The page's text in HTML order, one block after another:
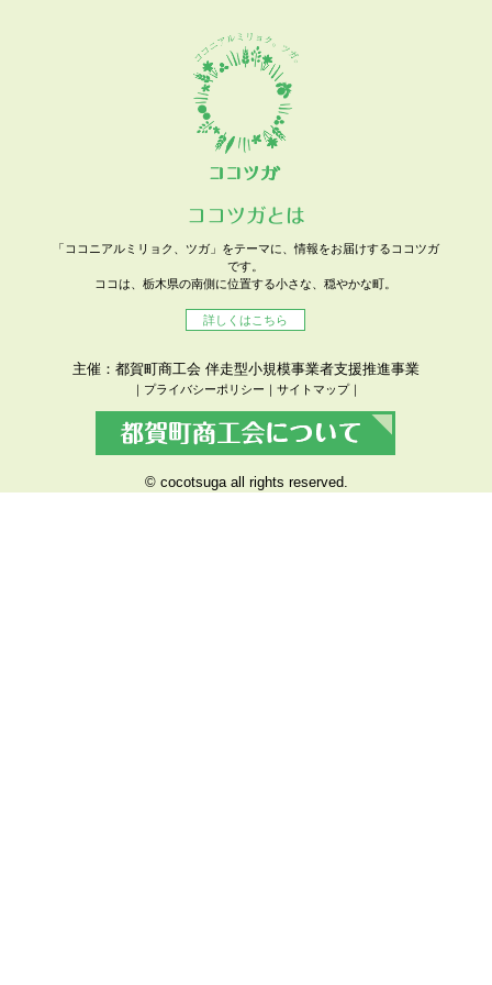
ココツガとは
「ココニアルミリョク、ツガ」をテーマに、情報をお届けするココツガ
です。
ココは、栃木県の南側に位置する小さな、穏やかな町。
詳しくはこちら
主催：都賀町商工会 伴走型小規模事業者支援推進事業
プライバシーポリシー サイトマップ｜
© cocotsuga all rights reserved.